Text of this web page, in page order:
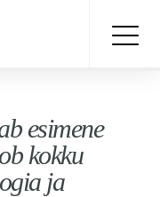
esimene
kokku
ja